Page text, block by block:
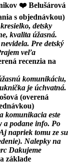
❤️ Belušárová
s objednávkou)
detsky
kvalita úžasná.
Pre detský
veľa
recenzia na
komunikáciu,
je úchvatná.
(overená
komunikacia este
a podane info. Po
napriek tomu ze su
Nalepky na
Dakujeme
základe